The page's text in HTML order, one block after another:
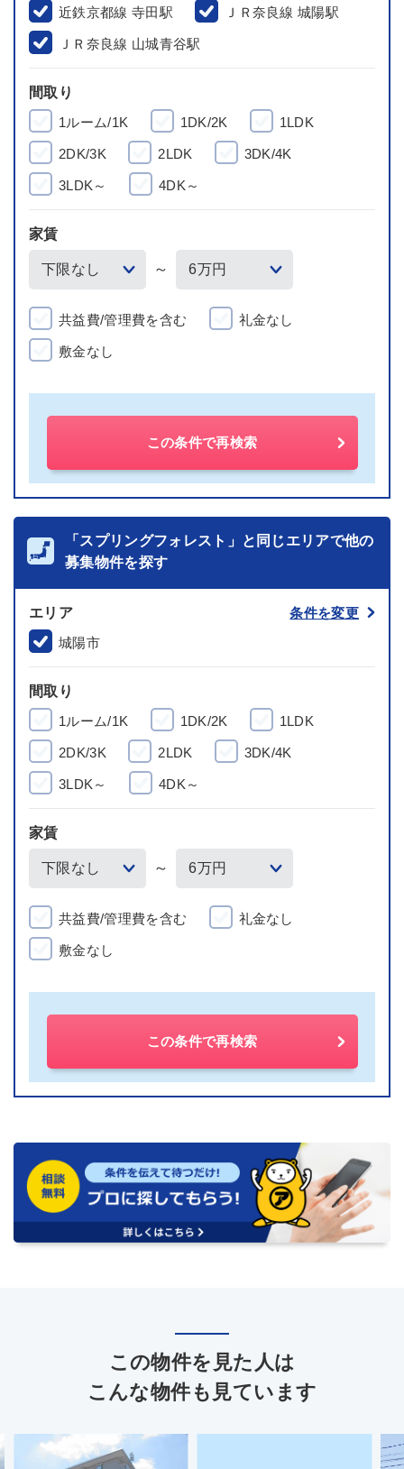
近鉄京都線 寺田駅 ＪＲ奈良線 城陽駅
ＪＲ奈良線 山城青谷駅
間取り
1ルーム/1K
1DK/2K 1LDK
2DK/3K 2LDK 3DK/4K
3LDK～ 4DK～
家賃
～
共益費/管理費を含む 礼金なし
敷金なし
この条件で再検索
「スプリングフォレスト」と同じエリアで他の
募集物件を探す
エリア
条件を変更
城陽市
間取り
1ルーム/1K
1DK/2K 1LDK
2DK/3K 2LDK 3DK/4K
3LDK～ 4DK～
家賃
～
共益費/管理費を含む 礼金なし
敷金なし
この条件で再検索
この物件を見た人は
こんな物件も見ています